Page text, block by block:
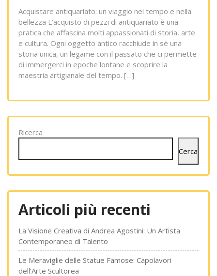
Acquistare antiquariato: un viaggio nel tempo e nella
bellezza L’acquisto di pezzi di antiquariato è una
pratica che affascina molti appassionati di storia, arte
e cultura. Ogni oggetto antico racchiude in sé una
storia unica, un legame con il passato che ci permette
di immergerci in epoche lontane e scoprire la
maestria artigianale del tempo. […]
Ricerca
Cerca
Articoli più recenti
La Visione Creativa di Andrea Agostini: Un Artista
Contemporaneo di Talento
Le Meraviglie delle Statue Famose: Capolavori
dell’Arte Scultorea